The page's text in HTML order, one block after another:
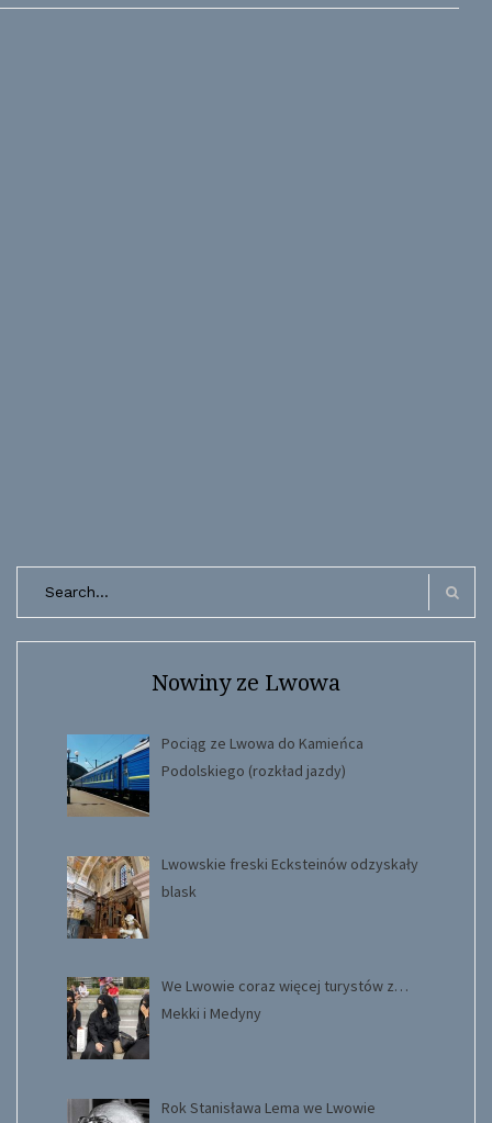
Search
Nowiny ze Lwowa
Pociąg ze Lwowa do Kamieńca
Podolskiego (rozkład jazdy)
Lwowskie freski Ecksteinów odzyskały
blask
We Lwowie coraz więcej turystów z…
Mekki i Medyny
Rok Stanisława Lema we Lwowie